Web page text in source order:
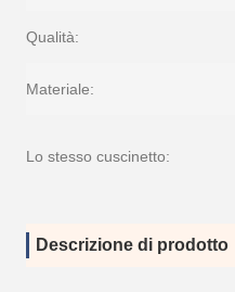
Qualità:
Materiale:
Lo stesso cuscinetto:
Descrizione di prodotto